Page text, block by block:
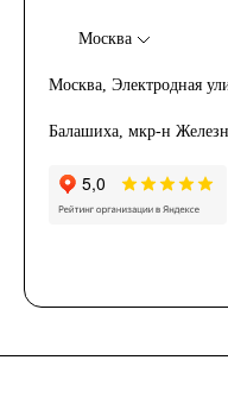
Москва
Москва, Электродная
Балашиха, мкр-н